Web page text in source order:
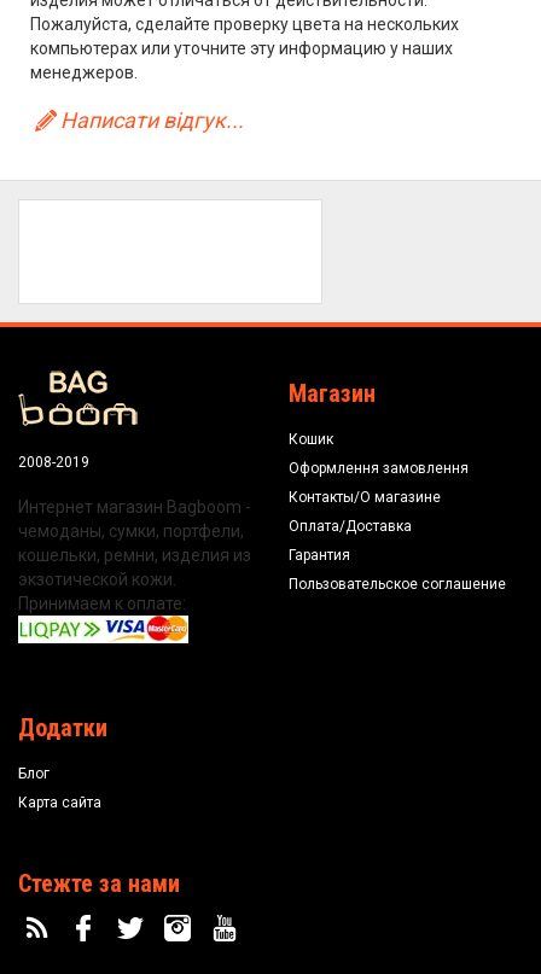
Пожалуйста, сделайте проверку цвета на нескольких
компьютерах или уточните эту информацию у наших
менеджеров.
Написати відгук...
2008-2019
Интернет магазин Bagboom -
чемоданы, сумки, портфели,
кошельки, ремни, изделия из
экзотической кожи.
Принимаем к оплате:
Магазин
Кошик
Оформлення замовлення
Контакты/О магазине
Оплата/Доставка
Гарантия
Пользовательское соглашение
Додатки
Блог
Карта сайта
Стежте за нами